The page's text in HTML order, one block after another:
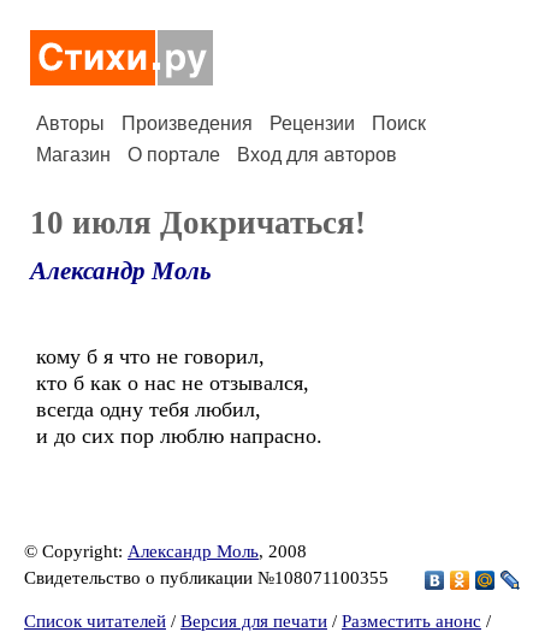
Авторы Произведения Рецензии
Поиск
Магазин
О портале Вход для авторов
10 июля Докричаться!
Александр Моль
кому б я что не говорил,
кто б как о нас не отзывался,
всегда одну тебя любил,
и до сих пор люблю напрасно.
© Copyright: Александр Моль, 2008
Свидетельство о публикации №108071100355
Список читателей / Версия для печати / Разместить анонс /